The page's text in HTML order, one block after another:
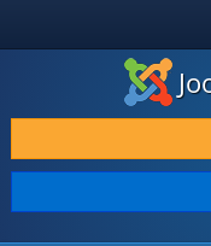
DESCARCĂ & ȘI EXTINDE
DESCOPERĂ & ÎNVAȚĂ
COMUNITATE & SUPORT